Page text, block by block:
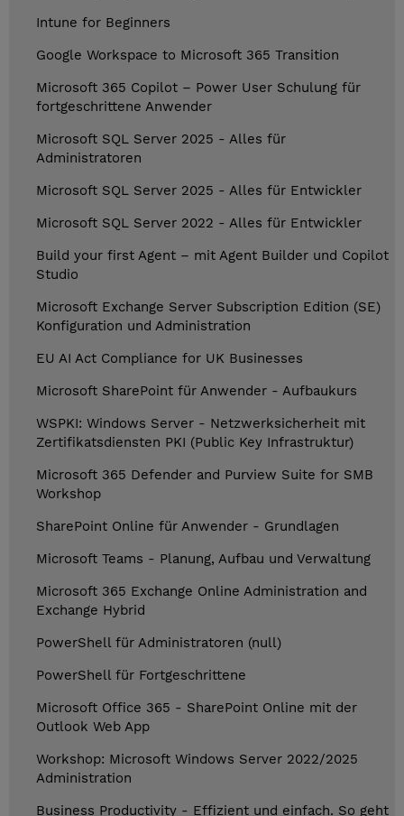
Intune for Beginners
Google Workspace to Microsoft 365 Transition
Microsoft 365 Copilot – Power User Schulung für
fortgeschrittene Anwender
Microsoft SQL Server 2025 - Alles für
Administratoren
Microsoft SQL Server 2025 - Alles für Entwickler
Microsoft SQL Server 2022 - Alles für Entwickler
Build your first Agent – mit Agent Builder und Copilot
Studio
Microsoft Exchange Server Subscription Edition (SE)
Konfiguration und Administration
EU AI Act Compliance for UK Businesses
Microsoft SharePoint für Anwender - Aufbaukurs
WSPKI: Windows Server - Netzwerksicherheit mit
Zertifikatsdiensten PKI (Public Key Infrastruktur)
Microsoft 365 Defender and Purview Suite for SMB
Workshop
SharePoint Online für Anwender - Grundlagen
Microsoft Teams - Planung, Aufbau und Verwaltung
Microsoft 365 Exchange Online Administration and
Exchange Hybrid
PowerShell für Administratoren (null)
PowerShell für Fortgeschrittene
Microsoft Office 365 - SharePoint Online mit der
Outlook Web App
Workshop: Microsoft Windows Server 2022/2025
Administration
Business Productivity - Effizient und einfach. So geht